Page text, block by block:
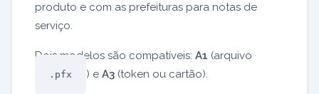
produto e com as prefeituras para notas de
serviço.
Dois modelos são compatíveis: A1 (arquivo
.pfx ) e A3 (token ou cartão).